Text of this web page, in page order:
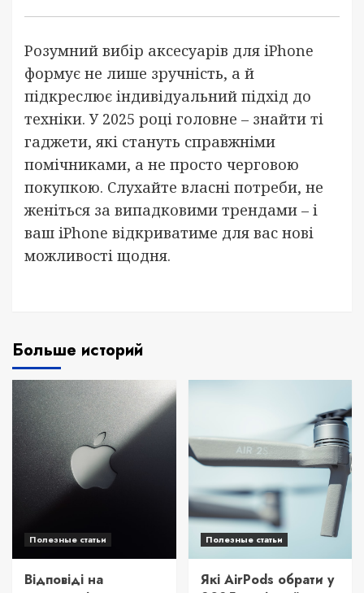
Розумний вибір аксесуарів для iPhone
формує не лише зручність, а й
підкреслює індивідуальний підхід до
техніки. У 2025 році головне – знайти ті
гаджети, які стануть справжніми
помічниками, а не просто черговою
покупкою. Слухайте власні потреби, не
женіться за випадковими трендами – і
ваш iPhone відкриватиме для вас нові
можливості щодня.
Больше историй
Полезные статьи
Відповіді на
Полезные статьи
Які AirPods обрати у